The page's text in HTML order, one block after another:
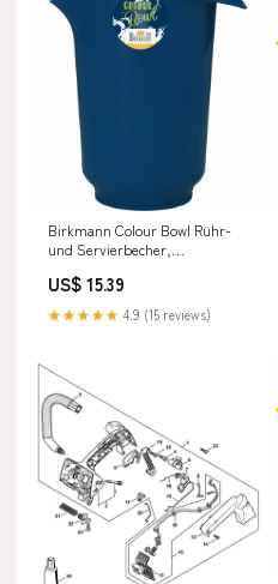
Birkmann Colour Bowl Rühr-
und Servierbecher,
Rühr Becher, Melaminharz,
Dunkelblau, 1 L, 709041 gpsr
US$ 15.39
★★★★★ 4.9 (15 reviews)